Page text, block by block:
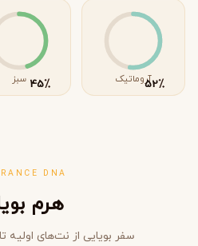
٪52آروماتیک ٪45 سبز
DNA
هرم
سفر بویایی از نت‌های اولیه